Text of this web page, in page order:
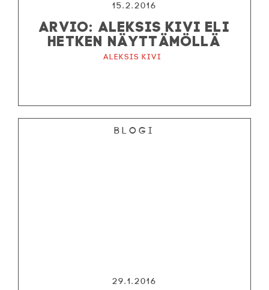
15.2.2016
ARVIO: ALEKSIS KIVI ELI
HETKEN NÄYTTÄMÖLLÄ
Aleksis Kivi
Blogi
29.1.2016